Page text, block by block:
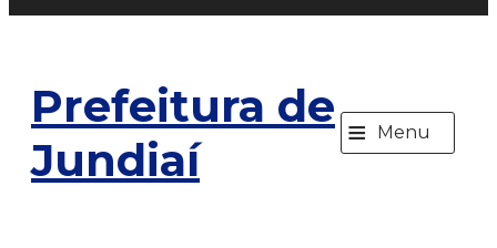
Prefeitura de
Jundiaí
≡ Menu